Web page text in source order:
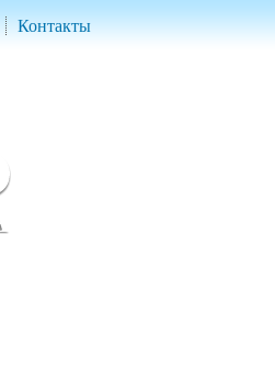
Контакты